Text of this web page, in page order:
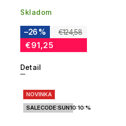
Skladom
€124,58
–26 %
€91,25
Detail
NOVINKA
SALECODE:SUN10:10:%